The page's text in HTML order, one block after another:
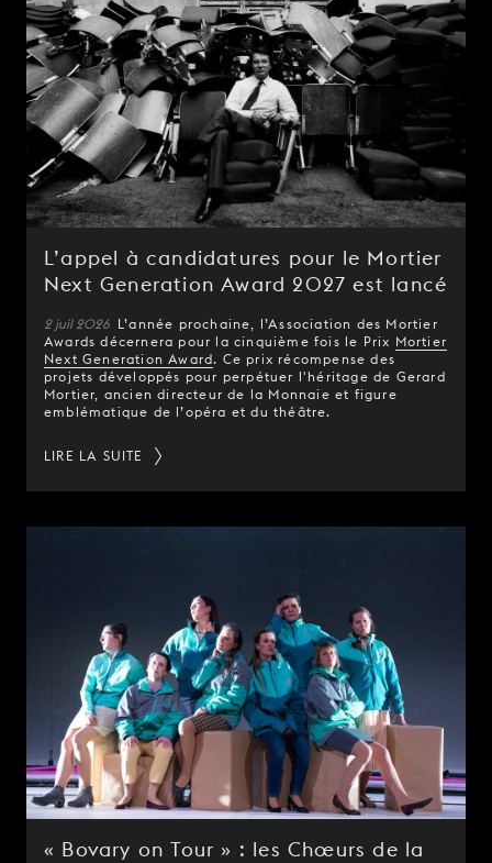
L’appel à candidatures pour le Mortier
Next Generation Award 2027 est lancé
2 juil 2026 L’année prochaine, l’Association des Mortier
Awards décernera pour la cinquième fois le Prix Mortier
Next Generation Award. Ce prix récompense des
projets développés pour perpétuer l'héritage de Gerard
Mortier, ancien directeur de la Monnaie et figure
emblématique de l’opéra et du théâtre.
LIRE LA SUITE
« Bovary on Tour » : les Chœurs de la